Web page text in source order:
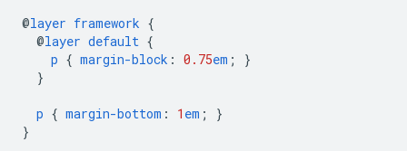
@layer framework {
@layer default {
p { margin-block : 0.75em ;
}
}
p { margin-bottom : 1 em ;
}
}